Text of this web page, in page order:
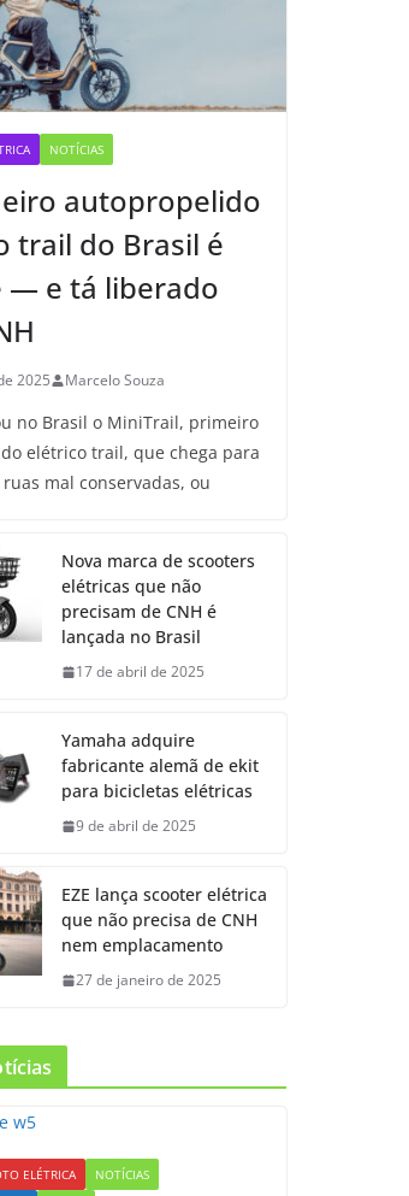
NOTÍCIAS
autopropelido
trail do Brasil é
— e tá liberado
2025 Marcelo Souza
no Brasil o MiniTrail, primeiro
elétrico trail, que chega para
mal conservadas, ou
Nova marca de scooters
elétricas que não
precisam de CNH é
lançada no Brasil
17 de abril de 2025
Yamaha adquire
fabricante alemã de ekit
para bicicletas elétricas
9 de abril de 2025
EZE lança scooter elétrica
que não precisa de CNH
nem emplacamento
27 de janeiro de 2025
ELÉTRICA
NOTÍCIAS